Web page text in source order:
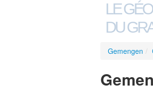
LE
DU
Gemengen /